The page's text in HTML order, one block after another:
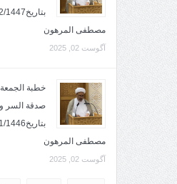
مصطفى المرهون
آگوست 02, 2025
صدقة السر
مصطفى المرهون
آگوست 02, 2025